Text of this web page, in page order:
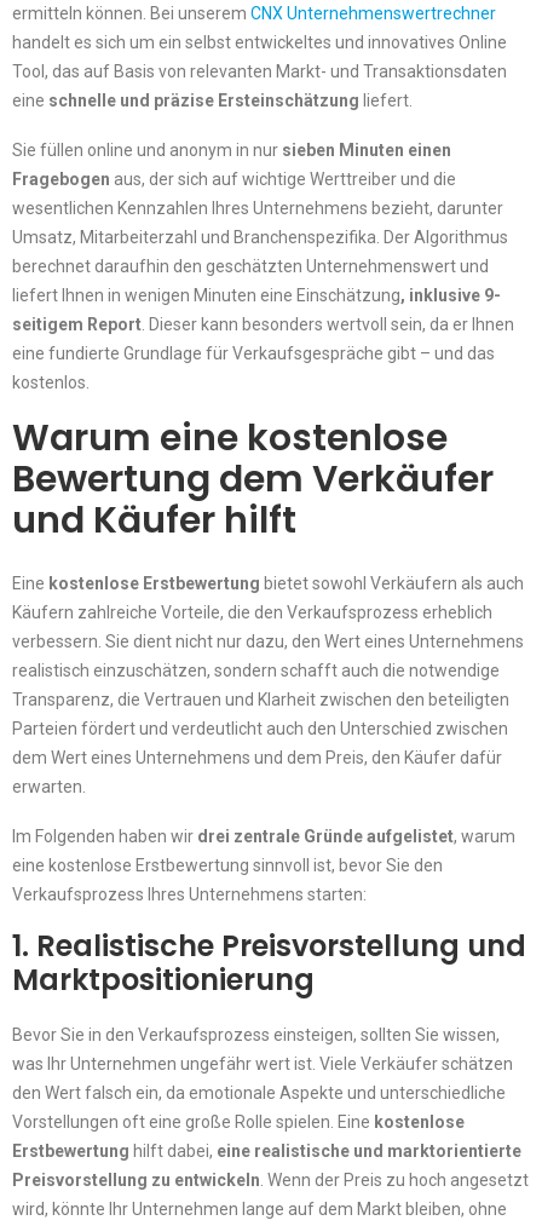
ermitteln können. Bei unserem CNX Unternehmenswertrechner
handelt es sich um ein selbst entwickeltes und innovatives Online
Tool, das auf Basis von relevanten Markt- und Transaktionsdaten
eine schnelle und präzise Ersteinschätzung liefert.
Sie füllen online und anonym in nur sieben Minuten einen
Fragebogen aus, der sich auf wichtige Werttreiber und die
wesentlichen Kennzahlen Ihres Unternehmens bezieht, darunter
Umsatz, Mitarbeiterzahl und Branchenspezifika. Der Algorithmus
berechnet daraufhin den geschätzten Unternehmenswert und
liefert Ihnen in wenigen Minuten eine Einschätzung, inklusive 9-
seitigem Report . Dieser kann besonders wertvoll sein, da er Ihnen
eine fundierte Grundlage für Verkaufsgespräche gibt – und das
kostenlos.
Warum eine kostenlose
Bewertung dem Verkäufer
und Käufer hilft
Eine kostenlose Erstbewertung bietet sowohl Verkäufern als auch
Käufern zahlreiche Vorteile, die den Verkaufsprozess erheblich
verbessern. Sie dient nicht nur dazu, den Wert eines Unternehmens
realistisch einzuschätzen, sondern schafft auch die notwendige
Transparenz, die Vertrauen und Klarheit zwischen den beteiligten
Parteien fördert und verdeutlicht auch den Unterschied zwischen
dem Wert eines Unternehmens und dem Preis, den Käufer dafür
erwarten.
Im Folgenden haben wir drei zentrale Gründe aufgelistet, warum
eine kostenlose Erstbewertung sinnvoll ist, bevor Sie den
Verkaufsprozess Ihres Unternehmens starten:
1. Realistische Preisvorstellung und
Marktpositionierung
Bevor Sie in den Verkaufsprozess einsteigen, sollten Sie wissen,
was Ihr Unternehmen ungefähr wert ist. Viele Verkäufer schätzen
den Wert falsch ein, da emotionale Aspekte und unterschiedliche
Vorstellungen oft eine große Rolle spielen. Eine kostenlose
Erstbewertung hilft dabei, eine realistische und marktorientierte
Preisvorstellung zu entwickeln . Wenn der Preis zu hoch angesetzt
wird, könnte Ihr Unternehmen lange auf dem Markt bleiben, ohne